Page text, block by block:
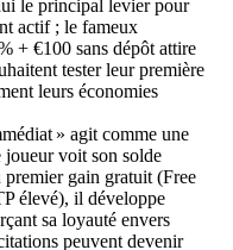
le principal levier pour
actif ; le fameux
+ €100 sans dépôt attire
tester leur première
leurs économies
» agit comme une
joueur voit son solde
gain gratuit (Free
élevé), il développe
sa loyauté envers
peuvent devenir